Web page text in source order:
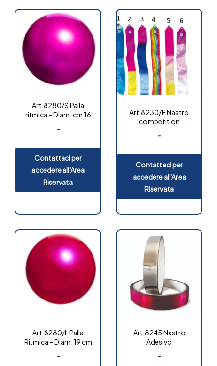
Art.8280/S Palla
ritmica – Diam. cm 16
-
Contattaci per
accedere all'Area
Riservata
Art.8230/F Nastro
“competition”
-
Contattaci per
accedere all'Area
Riservata
Art.8280/L Palla
Ritmica – Diam. 19 cm
-
Art.8245 Nastro
Adesivo
-